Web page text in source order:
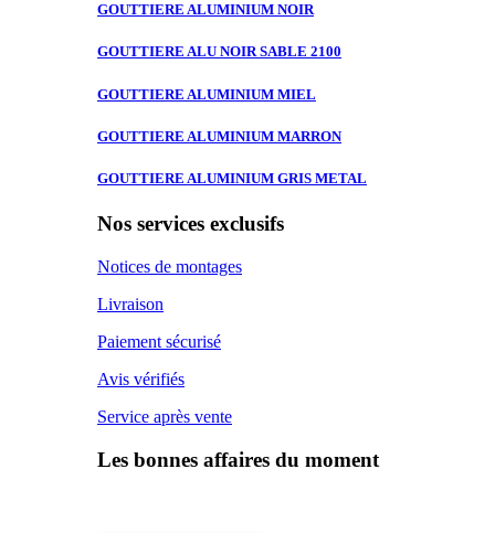
GOUTTIERE ALUMINIUM NOIR
GOUTTIERE ALU NOIR SABLE 2100
GOUTTIERE ALUMINIUM MIEL
GOUTTIERE ALUMINIUM MARRON
GOUTTIERE ALUMINIUM GRIS METAL
Nos services exclusifs
Notices de montages
Livraison
Paiement sécurisé
Avis vérifiés
Service après vente
Les bonnes affaires du moment